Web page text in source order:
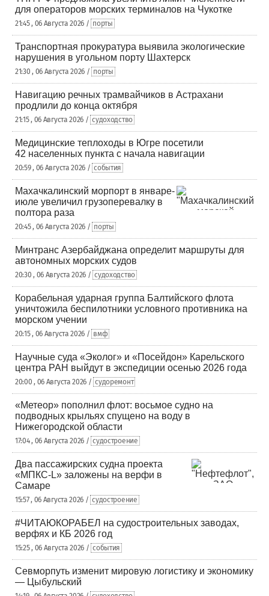
для операторов морских терминалов на Чукотке
21:45 , 06 Августа 2026 / порты
Транспортная прокуратура выявила экологические
нарушения в угольном порту Шахтерск
21:30 , 06 Августа 2026 / порты
Навигацию речных трамвайчиков в Астрахани
продлили до конца октября
21:15 , 06 Августа 2026 / судоходство
Медицинские теплоходы в Югре посетили
42 населенных пункта с начала навигации
20:59 , 06 Августа 2026 / события
Махачкалинский морпорт в январе-
июле увеличил грузоперевалку в
полтора раза
20:45 , 06 Августа 2026 / порты
Минтранс Азербайджана определит маршруты для
автономных морских судов
20:30 , 06 Августа 2026 / судоходство
Корабельная ударная группа Балтийского флота
уничтожила беспилотники условного противника на
морском учении
20:15 , 06 Августа 2026 / вмф
Научные суда «Эколог» и «Посейдон» Карельского
центра РАН выйдут в экспедиции осенью 2026 года
20:00 , 06 Августа 2026 / судоремонт
«Метеор» пополнил флот: восьмое судно на
подводных крыльях спущено на воду в
Нижегородской области
17:04 , 06 Августа 2026 / судостроение
Два пассажирских судна проекта
«МПКС-L» заложены на верфи в
Самаре
15:57 , 06 Августа 2026 / судостроение
#ЧИТАЮКОРАБЕЛ на судостроительных заводах,
верфях и КБ 2026 год
15:25 , 06 Августа 2026 / события
Севморпуть изменит мировую логистику и экономику
— Цыбульский